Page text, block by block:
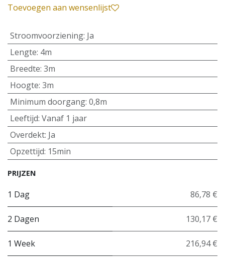
Toevoegen aan wensenlijst
Stroomvoorziening: Ja
Lengte: 4m
Breedte: 3m
Hoogte: 3m
Minimum doorgang: 0,8m
Leeftijd: Vanaf 1 jaar
Overdekt: Ja
Opzettijd: 15min
PRIJZEN
1 Dag 86,78 €
2 Dagen 130,17 €
1 Week 216,94 €